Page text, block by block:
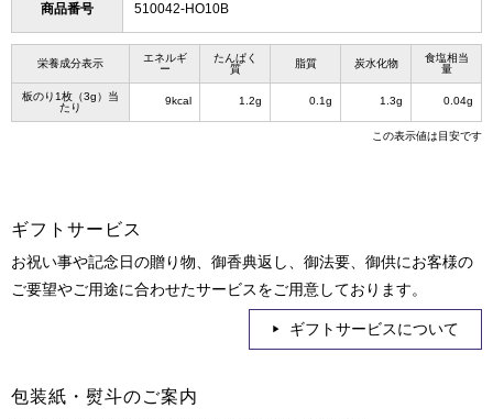
商品番号 510042-HO10B
栄養成分表示
エネルギ
ー
たんぱく
質
脂質 炭水化物
食塩相当
量
板のり1枚（3g）当
たり
9kcal 1.2g 0.1g 1.3g 0.04g
この表示値は目安です
ギフトサービス
お祝い事や記念日の贈り物、御香典返し、御法要、御供にお客様の
ご要望やご用途に合わせたサービスをご用意しております。
ギフトサービスについて
包装紙・熨斗のご案内